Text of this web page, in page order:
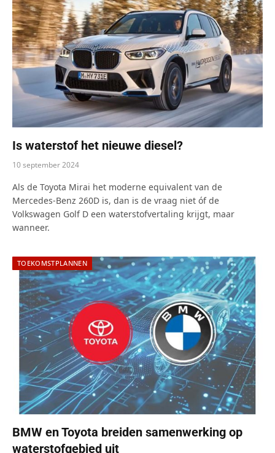
Is waterstof het nieuwe diesel?
10 september 2024
Als de Toyota Mirai het moderne equivalent van de
Mercedes-Benz 260D is, dan is de vraag niet óf de
Volkswagen Golf D een waterstofvertaling krijgt, maar
wanneer.
TOEKOMSTPLANNEN
BMW en Toyota breiden samenwerking op
waterstofgebied uit